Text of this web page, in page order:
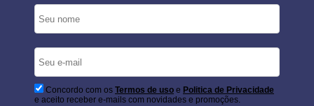
Concordo com os Termos de usoe Politica de Privacidade
e aceito receber e-mails com novidades e promoções.